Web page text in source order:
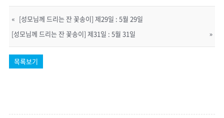
« [성모님께 드리는 잔 꽃송이] 제29일 : 5월 29일
[성모님께 드리는 잔 꽃송이] 제31일 : 5월 31일
»
목록보기